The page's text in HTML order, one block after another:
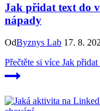
Jak přidat text do
nápady
OdByznys Lab 17. 8.
Přečtěte si více Jak